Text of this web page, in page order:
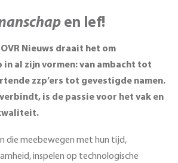
en lef!
Nieuws draait het om
in al zijn vormen: van ambacht tot
zzp’ers tot gevestigde namen.
is de passie voor het vak en
die meebewegen met hun tijd,
inspelen op technologische